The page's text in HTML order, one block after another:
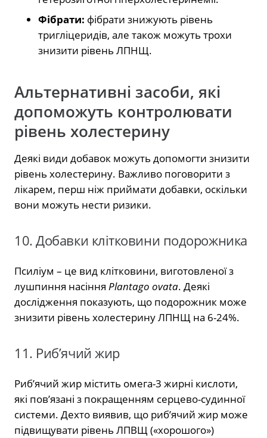
Фібрати: фібрати знижують рівень
тригліцеридів, але також можуть трохи
знизити рівень ЛПНЩ.
Альтернативні засоби, які
допоможуть контролювати
рівень холестерину
Деякі види добавок можуть допомогти знизити
рівень холестерину. Важливо поговорити з
лікарем, перш ніж приймати добавки, оскільки
вони можуть нести ризики.
10. Добавки клітковини подорожника
Псиліум – це вид клітковини, виготовленої з
лушпиння насіння Plantago ovata. Деякі
дослідження показують, що подорожник може
знизити рівень холестерину ЛПНЩ на 6-24%.
11. Риб’ячий жир
Риб’ячий жир містить омега-3 жирні кислоти,
які пов’язані з покращенням серцево-судинної
системи. Дехто виявив, що риб’ячий жир може
підвищувати рівень ЛПВЩ («хорошого»)